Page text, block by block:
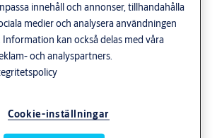
innehåll och annonser, tillhandahålla
medier och analysera användningen
kan också delas med våra
och analyspartners.
Cookie-inställningar